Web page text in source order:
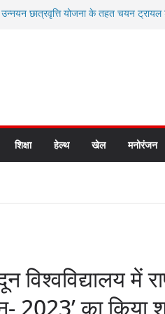
उन्नयन छात्रवृत्ति योजना के तहत चयन
के लिए अल्मोड़ा की गर्विता भाकुनी का
मित्र कैडेट्स का हुआ है चयन
सबसे बड़ी ताकत : मुख्यमंत्री पुष्कर सिंह धामी
बनाने के संकल्प को करना होगा साकार-
शिक्षा हेल्थ खेल मनोरंजन
में
2023’ का किया